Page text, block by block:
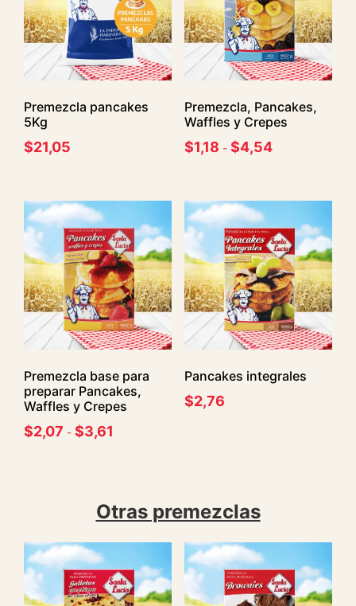
Premezcla pancakes
5Kg
$21,05
Premezcla, Pancakes,
Waffles y Crepes
$1,18 - $4,54
Premezcla base para
preparar Pancakes,
Waffles y Crepes
$2,07 - $3,61
Pancakes integrales
$2,76
Otras premezclas